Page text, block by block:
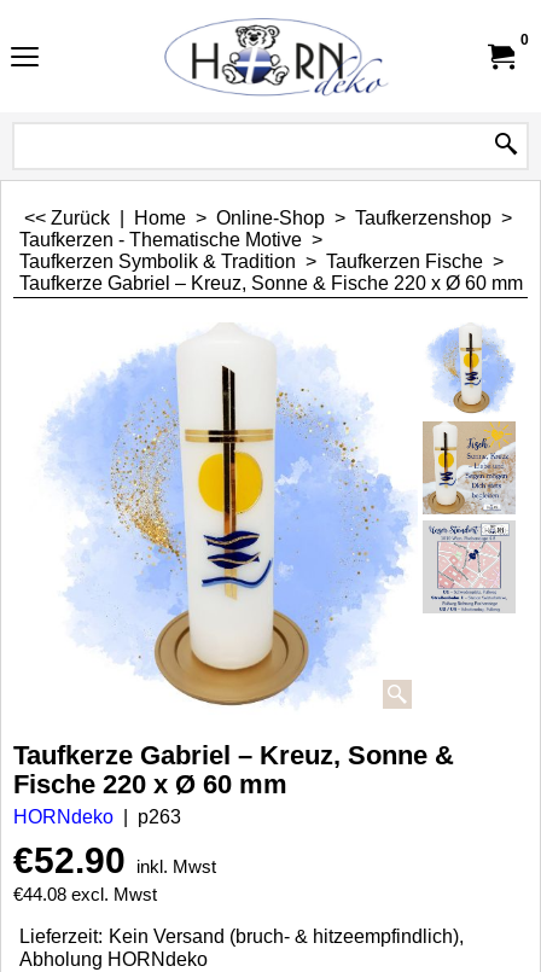
0
<< Zurück Home > Online-Shop > Taufkerzenshop >
Taufkerzen - Thematische Motive >
Taufkerzen Symbolik & Tradition > Taufkerzen Fische >
Taufkerze Gabriel – Kreuz, Sonne & Fische 220 x Ø 60 mm
Taufkerze Gabriel – Kreuz, Sonne &
Fische 220 x Ø 60 mm
HORNdeko p263
€52.90
inkl. Mwst
€44.08 excl. Mwst
Lieferzeit: Kein Versand (bruch- & hitzeempfindlich),
Abholung HORNdeko